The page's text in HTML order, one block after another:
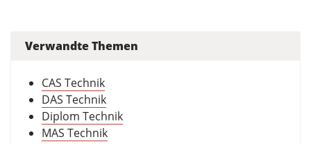
Verwandte Themen
CAS Technik
DAS Technik
Diplom Technik
MAS Technik